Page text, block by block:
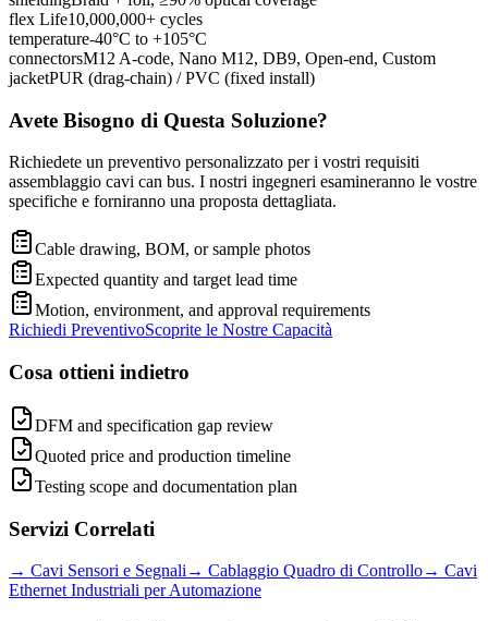
flex Life10,000,000+ cycles
temperature-40°C to +105°C
connectorsM12 A-code, Nano M12, DB9, Open-end, Custom
jacketPUR (drag-chain) / PVC (fixed install)
Avete Bisogno di Questa Soluzione?
Richiedete un preventivo personalizzato per i vostri requisiti
assemblaggio cavi can bus. I nostri ingegneri esamineranno le vostre
specifiche e forniranno una proposta dettagliata.
Cable drawing, BOM, or sample photos
Expected quantity and target lead time
Motion, environment, and approval requirements
Richiedi PreventivoScoprite le Nostre Capacità
Cosa ottieni indietro
DFM and specification gap review
Quoted price and production timeline
Testing scope and documentation plan
Servizi Correlati
→ Cavi Sensori e Segnali → Cablaggio Quadro di Controllo→ Cavi
Ethernet Industriali per Automazione